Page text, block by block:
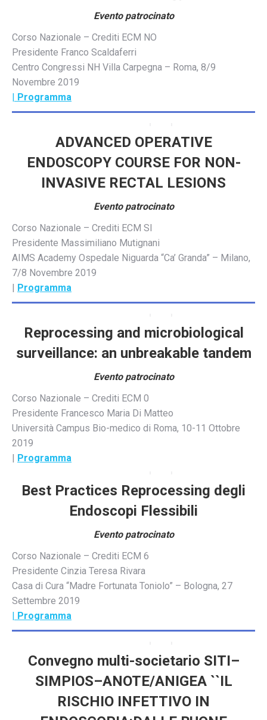
Evento patrocinato
Corso Nazionale – Crediti ECM NO
Presidente Franco Scaldaferri
Centro Congressi NH Villa Carpegna – Roma, 8/9
Novembre 2019
| Programma
ADVANCED OPERATIVE
ENDOSCOPY COURSE FOR NON-
INVASIVE RECTAL LESIONS
Evento patrocinato
Corso Nazionale – Crediti ECM SI
Presidente Massimiliano Mutignani
AIMS Academy Ospedale Niguarda “Ca’ Granda” – Milano,
7/8 Novembre 2019
| Programma
Reprocessing and microbiological
surveillance: an unbreakable tandem
Evento patrocinato
Corso Nazionale – Crediti ECM 0
Presidente Francesco Maria Di Matteo
Università Campus Bio-medico di Roma, 10-11 Ottobre
2019
| Programma
Best Practices Reprocessing degli
Endoscopi Flessibili
Evento patrocinato
Corso Nazionale – Crediti ECM 6
Presidente Cinzia Teresa Rivara
Casa di Cura “Madre Fortunata Toniolo” – Bologna, 27
Settembre 2019
| Programma
Convegno multi-societario SITI–
SIMPIOS–ANOTE/ANIGEA ``IL
RISCHIO INFETTIVO IN